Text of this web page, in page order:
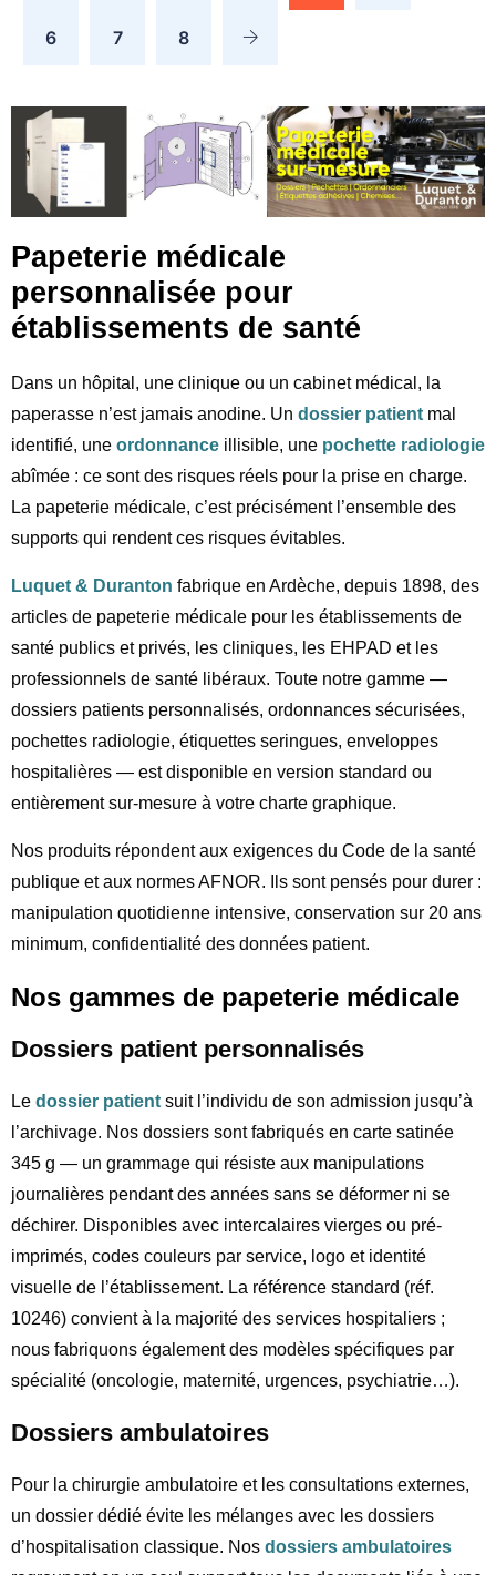
6 7 8
Papeterie médicale
personnalisée pour
établissements de santé
Dans un hôpital, une clinique ou un cabinet médical, la
paperasse n’est jamais anodine. Un dossier patient mal
identifié, une ordonnance illisible, une pochette radiologie
abîmée : ce sont des risques réels pour la prise en charge.
La papeterie médicale, c’est précisément l’ensemble des
supports qui rendent ces risques évitables.
Luquet & Duranton fabrique en Ardèche, depuis 1898, des
articles de papeterie médicale pour les établissements de
santé publics et privés, les cliniques, les EHPAD et les
professionnels de santé libéraux. Toute notre gamme —
dossiers patients personnalisés, ordonnances sécurisées,
pochettes radiologie, étiquettes seringues, enveloppes
hospitalières — est disponible en version standard ou
entièrement sur-mesure à votre charte graphique.
Nos produits répondent aux exigences du Code de la santé
publique et aux normes AFNOR. Ils sont pensés pour durer :
manipulation quotidienne intensive, conservation sur 20 ans
minimum, confidentialité des données patient.
Nos gammes de papeterie médicale
Dossiers patient personnalisés
Le dossier patient suit l’individu de son admission jusqu’à
l’archivage. Nos dossiers sont fabriqués en carte satinée
345 g — un grammage qui résiste aux manipulations
journalières pendant des années sans se déformer ni se
déchirer. Disponibles avec intercalaires vierges ou pré-
imprimés, codes couleurs par service, logo et identité
visuelle de l’établissement. La référence standard (réf.
10246) convient à la majorité des services hospitaliers ;
nous fabriquons également des modèles spécifiques par
spécialité (oncologie, maternité, urgences, psychiatrie…).
Dossiers ambulatoires
Pour la chirurgie ambulatoire et les consultations externes,
un dossier dédié évite les mélanges avec les dossiers
d’hospitalisation classique. Nos dossiers ambulatoires